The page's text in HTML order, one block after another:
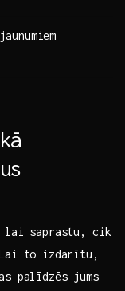
lai saprastu, cik
to izdarītu,
palīdzēs jums